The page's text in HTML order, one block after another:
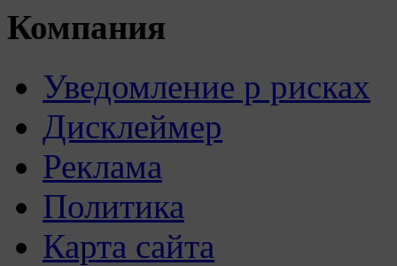
Компания
Уведомление р рисках
Дисклеймер
Реклама
Политика
Карта сайта